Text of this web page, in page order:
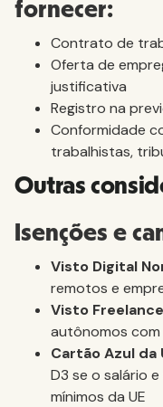
fornecer:
Contrato de
Oferta de
justificativa
Registro na
Conformidade
trabalhistas,
Outras
Isenções e
Visto Digital
remotos e
Visto
autônomos
Cartão Azul da
D3 se o salário
mínimos da UE